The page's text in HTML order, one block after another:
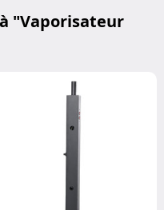
"Vaporisateur